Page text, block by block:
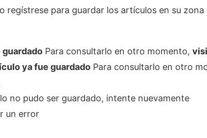
regístrese para guardar los artículos en su
Para consultarlo en otro momento,
ya fue guardado Para consultarlo en otro
no pudo ser guardado, intente nuevamente
un error